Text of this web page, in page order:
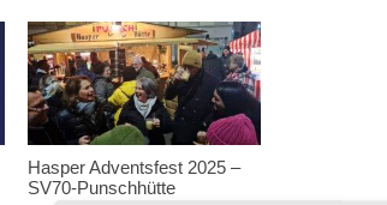
Hasper Adventsfest 2025 –
SV70-Punschhütte